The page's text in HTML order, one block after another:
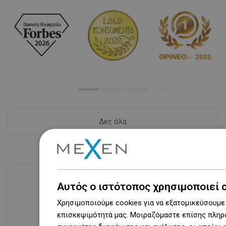
Δες όλα
Διαθεσιμότητα προϊόντων
Σύγχρονο κέντρο logistics επιφάνειας
31 000 m² με πάνω από 68 χιλιάδες
Αυτός ο ιστότοπος χρησιμοποιεί
Χρησιμοποιούμε cookies για να
επισκεψιμότητά μας. Μοιραζόμαστε επίσης